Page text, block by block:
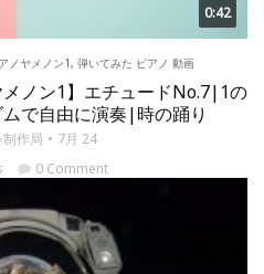
0:42
ノヤメノン1, 弾いてみた ピアノ 動画
ノン1】エチュードNo.7|1の
で自由に演奏|時の踊り
作局
7月 24
0 Comment